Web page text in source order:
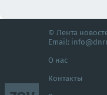
© Лента
Email:
О нас
Контакты